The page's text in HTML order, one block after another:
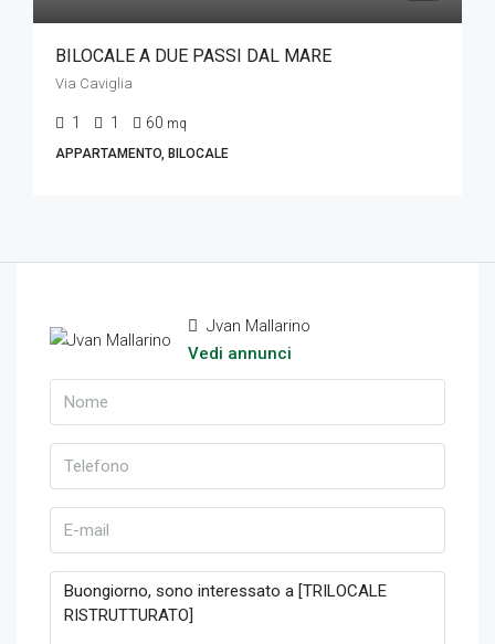
BILOCALE A DUE PASSI DAL MARE
Via Caviglia
1 1 60 mq
APPARTAMENTO, BILOCALE
Jvan Mallarino
Vedi annunci